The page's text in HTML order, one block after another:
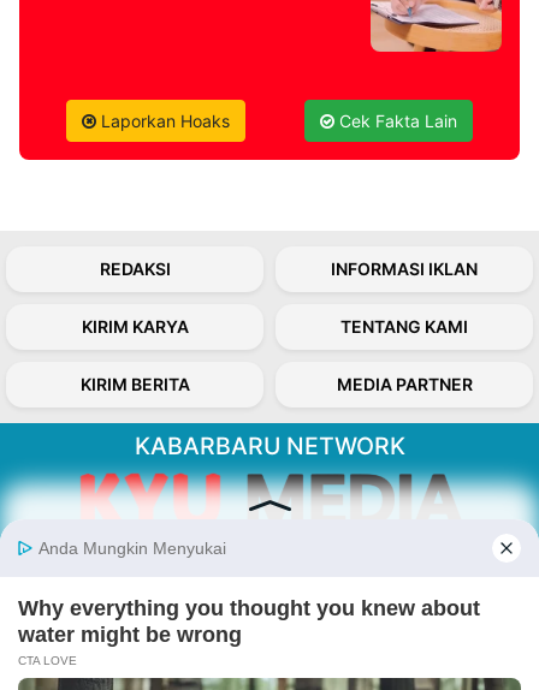
Laporkan Hoaks Cek Fakta Lain
REDAKSI INFORMASI IKLAN
KIRIM KARYA TENTANG KAMI
KIRIM BERITA MEDIA PARTNER
KABARBARU NETWORK
Kabarbaru.co menyajikan berita aktual dan
inspiratif dari sudut pandang berbaik sangka